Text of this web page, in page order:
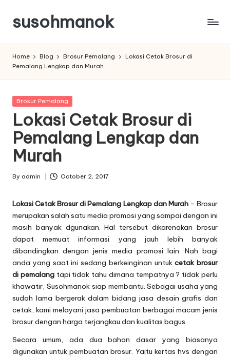
Skip
content
susohmanok
Home Blog Brosur Pemalang
Lokasi Cetak Brosur di
Pemalang Lengkap dan Murah
Posted
Brosur Pemalang
Lokasi Cetak Brosur di
Pemalang Lengkap dan
Murah
Posted
By admin October 2, 2017
Lokasi Cetak Brosur di Pemalang Lengkap dan Murah– Brosur
merupakan salah satu media promosi yang sampai dengan ini
masih banyak dgunakan. Hal tersebut dikarenakan brosur
dapat memuat informasi yang jauh lebih banyak
dibandingkan dengan jenis media promosi lain. Nah bagi
anda yang saat ini sedang berkeinginan untukcetak brosur
di pemalangtapi tidak tahu dimana tempatnya ? tidak perlu
khawatir, Susohmanok siap membantu. Sebagai usaha yang
sudah lama bergerak dalam bidang jasa desain grafis dan
cetak, kami melayani jasa pembuatan berbagai macam jenis
brosur dengan harga terjangkau dan kualitas bagus.
Secara umum, ada dua bahan dasar yang biasanya
digunakan untuk pembuatan brosur. Yaitu kertas hvs dengan